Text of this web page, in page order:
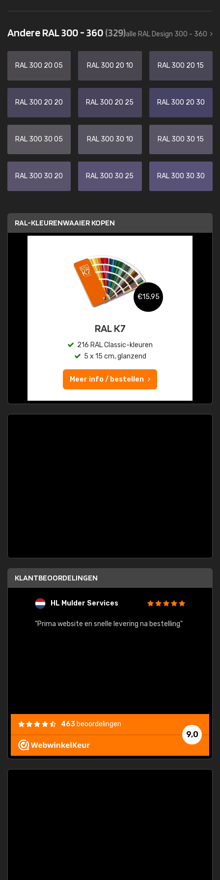
Andere RAL 300 - 360(329)alle RAL Design 300 - 360
RAL 300 20 05 RAL 300 20 10 RAL 300 20 15
RAL 300 20 20 RAL 300 20 25 RAL 300 20 30
RAL 300 30 05 RAL 300 30 10 RAL 300 30 15
RAL 300 30 20 RAL 300 30 25 RAL 300 30 30
RAL-KLEURENWAAIER KOPEN
€15,95
RAL K7
216 RAL Classic-kleuren
5 x 15 cm, glanzend
Meer info / bestellen
KLANTBEOORDELINGEN
HL Mulder Services
"Prima website en snelle levering na bestelling"
9,0
463 beoordelingen